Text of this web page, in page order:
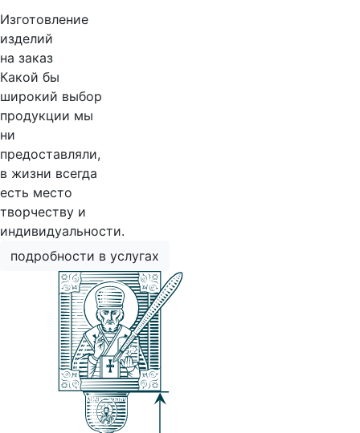
Изготовление
изделий
на заказ
Какой бы
широкий выбор
продукции мы
ни
предоставляли,
в жизни всегда
есть место
творчеству и
индивидуальности.
подробности в услугах